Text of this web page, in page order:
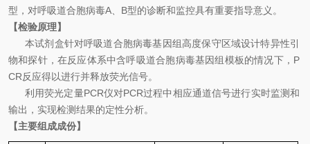
型 ，对呼吸道合胞病毒A B型的诊断和监控具有重要指导意义。
【检验原理】
本试剂盒针对呼吸道合胞病毒基因组高度保守区域设计特异性引
物和探针，在反应体系中含呼吸道合胞病毒基因组模板的情况下， P
CR反应得以进行并释放荧光信号。
利用荧光定量PCR仪对PCR过程中相应通道信号进行实时监测和
输出，实现检测结果的定性分析。
【主要组成成份】